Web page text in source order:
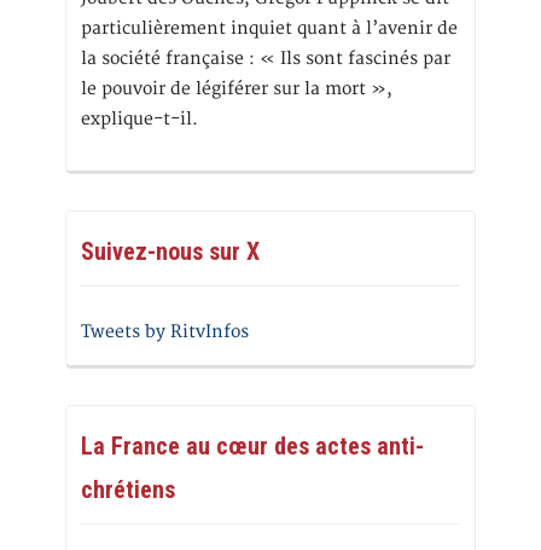
particulièrement inquiet quant à l’avenir de
la société française : « Ils sont fascinés par
le pouvoir de légiférer sur la mort »,
explique-t-il.
Suivez-nous sur X
Tweets by RitvInfos
La France au cœur des actes anti-
chrétiens